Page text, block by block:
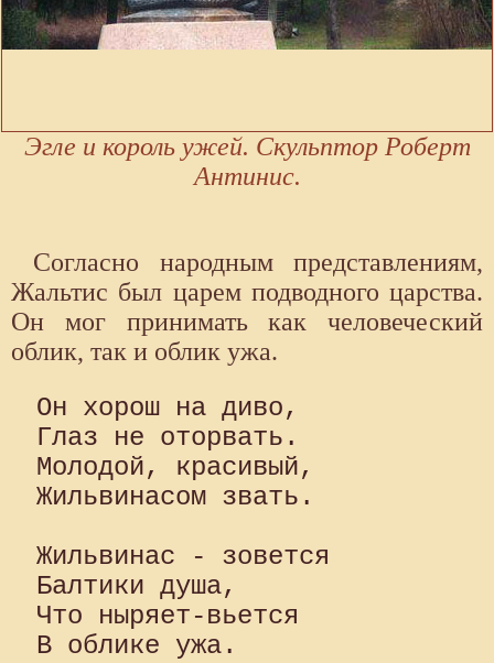
Эгле и король ужей. Скульптор Роберт
Антинис.
Согласно народным представлениям,
Жальтис был царем подводного царства.
Он мог принимать как человеческий
облик, так и облик ужа.
Он хорош на диво,
Глаз не оторвать.
Молодой, красивый,
Жильвинасом звать.
Жильвинас - зовется
Балтики душа,
Что ныряет-вьется
В облике ужа.